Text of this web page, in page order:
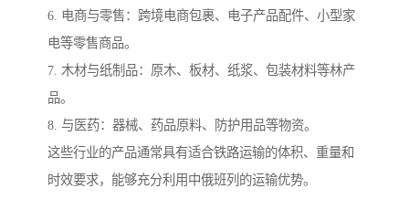
6. 电商与零售：跨境电商包裹、电子产品配件、小型家
电等零售商品。
7. 木材与纸制品：原木、板材、纸浆、包装材料等林产
品。
8. 与医药：器械、药品原料、防护用品等物资。
这些行业的产品通常具有适合铁路运输的体积、重量和
时效要求，能够充分利用中俄班列的运输优势。